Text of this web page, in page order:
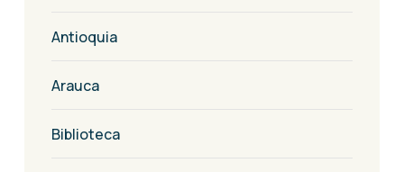
Antioquia
Arauca
Biblioteca